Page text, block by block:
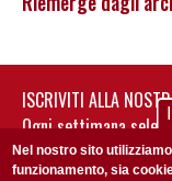
ISCRIVITI ALLA
Ogni settimana
non perderti gli
Nel nostro sito
funzionamento, sia